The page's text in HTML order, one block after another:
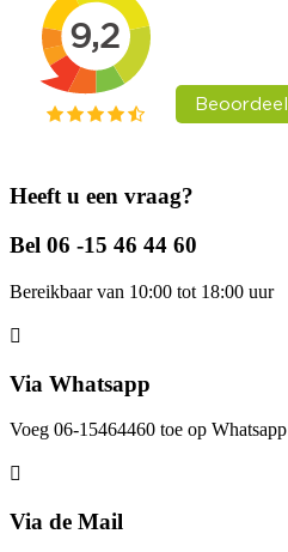
Heeft u een vraag?
Bel 06 -15 46 44 60
Bereikbaar van 10:00 tot 18:00 uur
Via Whatsapp
Voeg 06-15464460 toe op Whatsapp
Via de Mail